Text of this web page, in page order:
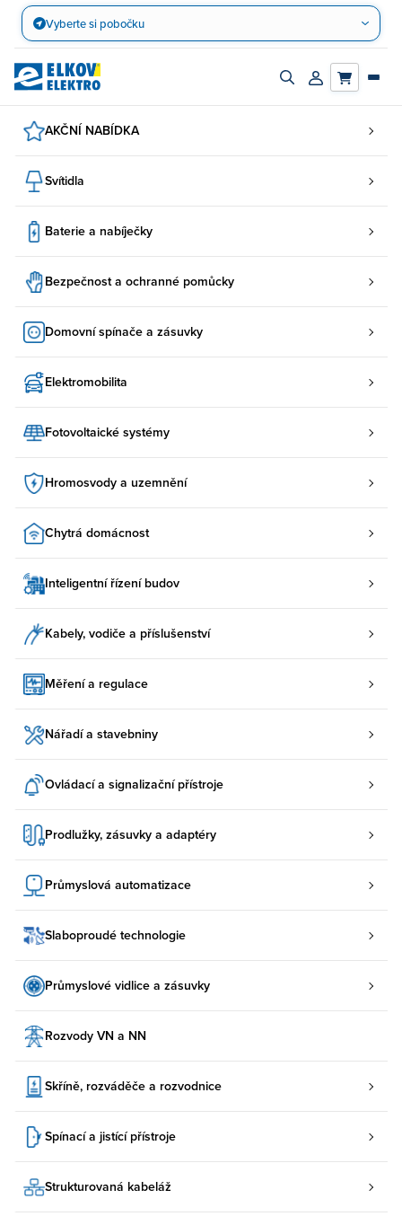
Přejít
obsah
Vyberte si pobočku
Zapnout/vypnout
Přihlásit/
AKČNÍ NABÍDKA
Svítidla
Baterie a nabíječky
Bezpečnost a ochranné pomůcky
Domovní spínače a zásuvky
Elektromobilita
Fotovoltaické systémy
Hromosvody a uzemnění
Chytrá domácnost
Inteligentní řízení budov
Kabely, vodiče a příslušenství
Měření a regulace
Nářadí a stavebniny
Ovládací a signalizační přístroje
Prodlužky, zásuvky a adaptéry
Průmyslová automatizace
Slaboproudé technologie
Průmyslové vidlice a zásuvky
Rozvody VN a NN
Skříně, rozváděče a rozvodnice
Spínací a jistící přístroje
Strukturovaná kabeláž